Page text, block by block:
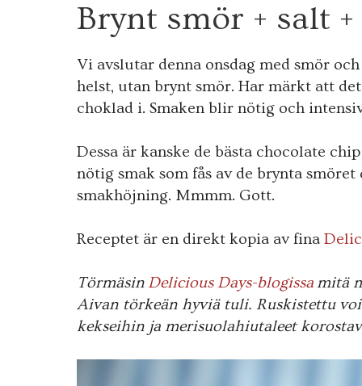
Brynt smör + salt
Vi avslutar denna onsdag med smör
helst, utan brynt smör. Har märkt att
choklad i. Smaken blir nötig och
Dessa är kanske de bästa chocolate
nötig smak som fås av de brynta
smakhöjning. Mmmm. Gott.
Receptet är en direkt kopia av fina
Törmäsin Delicious Days-blogissamitä
Aivan törkeän hyviä tuli. Ruskistettu
kekseihin ja merisuolahiutaleet